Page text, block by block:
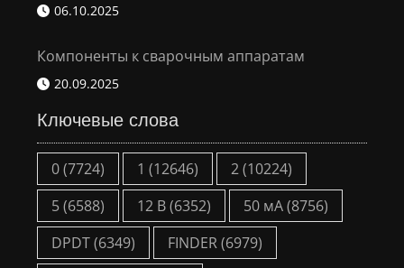
06.10.2025
Компоненты к сварочным аппаратам
20.09.2025
Ключевые слова
0(7724) 1 (12646) 2(10224)
5(6588) 12 В(6352) 50 мА(8756)
DPDT(6349) FINDER(6979)